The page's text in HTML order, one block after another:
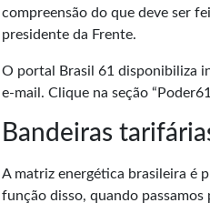
compreensão do que deve ser
presidente da Frente.
O portal Brasil 61 disponibiliza
e-mail. Clique na seção
Bandeiras
A matriz energética brasileira é
função disso, quando